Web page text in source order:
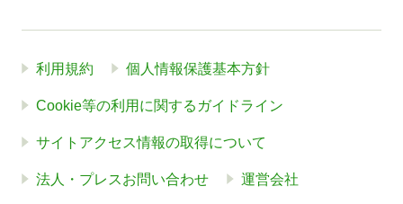
利用規約 個人情報保護基本方針
Cookie等の利用に関するガイドライン
サイトアクセス情報の取得について
法人・プレスお問い合わせ 運営会社